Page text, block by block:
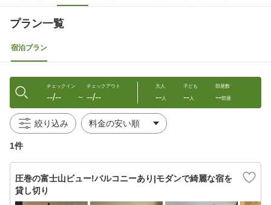
プラン一覧
宿泊プラン
チェックイン
--/-- 〜
チェックアウト
--/--
大人
--人
子ども
--人
部屋数
--部屋
絞り込み
1件
圧巻の富士山ビュー!バルコニーあり|モダンで綺麗な宿を
貸し切り